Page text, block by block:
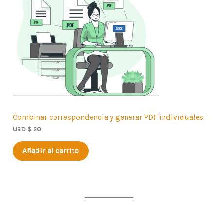
Combinar correspondencia y generar PDF individuales
USD $ 20
Añadir al carrito